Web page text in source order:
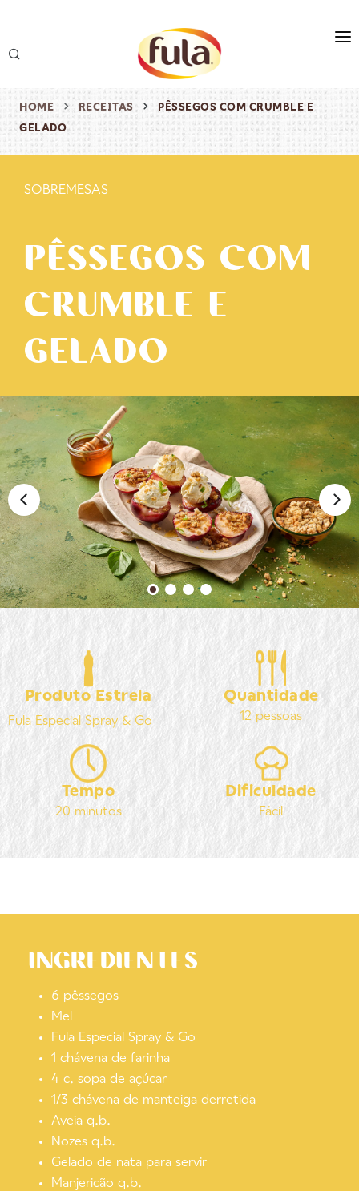
produtos
receitas
HOME RECEITAS
PÊSSEGOS COM CRUMBLE E
GELADO
SOBREMESAS
PÊSSEGOS COM
CRUMBLE E
GELADO
Produto Estrela
Fula Especial Spray & Go
Quantidade
12 pessoas
Tempo
20 minutos
Dificuldade
Fácil
INGREDIENTES
6 pêssegos
Mel
Fula Especial Spray & Go
1 chávena de farinha
4 c. sopa de açúcar
1/3 chávena de manteiga derretida
Aveia q.b.
Nozes q.b.
Gelado de nata para servir
Manjericão q.b.